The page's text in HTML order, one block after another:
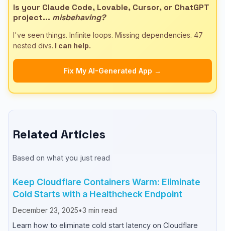
Is your Claude Code, Lovable, Cursor, or ChatGPT
project... misbehaving?
I've seen things. Infinite loops. Missing dependencies. 47
nested divs. I can help.
Fix My AI-Generated App →
Related Articles
Based on what you just read
Keep Cloudflare Containers Warm: Eliminate
Cold Starts with a Healthcheck Endpoint
December 23, 2025•3 min read
Learn how to eliminate cold start latency on Cloudflare